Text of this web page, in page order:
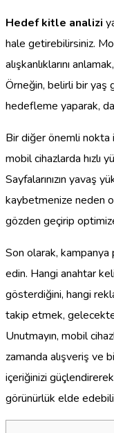
Hedef kitle analizi
hale getirebilirsiniz.
alışkanlıklarını
Örneğin, belirli bir yaş
hedefleme yaparak,
Bir diğer önemli nokta
mobil cihazlarda hızlı
Sayfalarınızın yavaş
kaybetmenize neden
gözden geçirip
Son olarak, kampanya
edin. Hangi anahtar
gösterdiğini, hangi
takip etmek,
Unutmayın, mobil
zamanda alışveriş ve
içeriğinizi
görünürlük elde